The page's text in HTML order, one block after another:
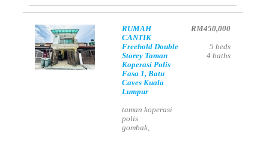
RUMAH
CANTIK
Freehold Double
Storey Taman
Koperasi Polis
Fasa 1, Batu
Caves Kuala
Lumpur
taman koperasi
polis
gombak,
RM450,000
5 beds
4 baths